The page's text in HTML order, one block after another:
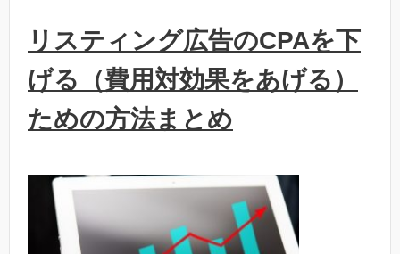
リスティング広告のCPAを下
げる（費用対効果をあげる）
ための方法まとめ